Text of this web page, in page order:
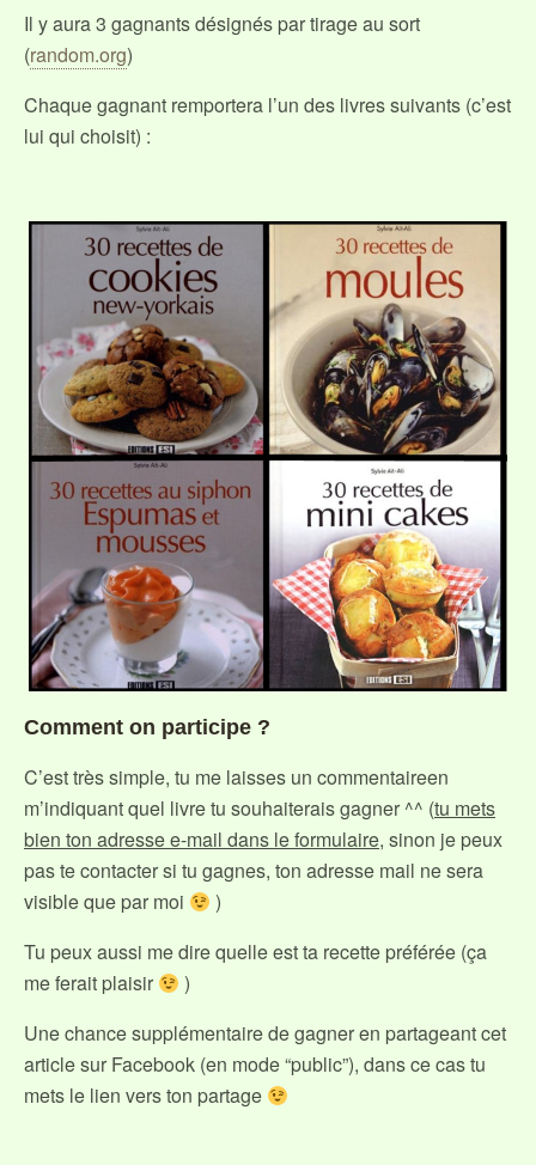
Il y aura 3 gagnants désignés par tirage au sort
(random.org)
Chaque gagnant remportera l’un des livres suivants (c’est
lui qui choisit) :
Comment on participe ?
C’est très simple, tu me laisses un commentaireen
m’indiquant quel livre tu souhaiterais gagner ^^ (tu mets
bien ton adresse e-mail dans le formulaire, sinon je peux
pas te contacter si tu gagnes, ton adresse mail ne sera
visible que par moi
)
Tu peux aussi me dire quelle est ta recette préférée (ça
me ferait plaisir
)
Une chance supplémentaire de gagner en partageant cet
article sur Facebook (en mode “public”), dans ce cas tu
mets le lien vers ton partage